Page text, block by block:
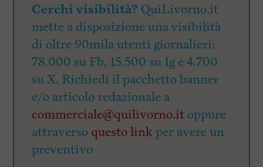
Cerchi visibilità? QuiLivorno.it
mette a disposizione una visibilità
di oltre 90mila utenti giornalieri:
78.000 su Fb, 15.500 su Ig e 4.700
su X. Richiedi il pacchetto banner
e/o articolo redazionale a
commerciale@quilivorno.it oppure
attraverso questo linkper avere un
preventivo